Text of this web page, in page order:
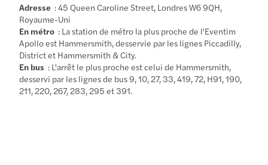
Adresse : 45 Queen Caroline Street, Londres W6 9QH,
Royaume-Uni
En métro : La station de métro la plus proche de l'Eventim
Apollo est Hammersmith, desservie par les lignes Piccadilly,
District et Hammersmith & City.
En bus : L'arrêt le plus proche est celui de Hammersmith,
desservi par les lignes de bus 9, 10, 27, 33, 419, 72, H91, 190,
211, 220, 267, 283, 295 et 391.